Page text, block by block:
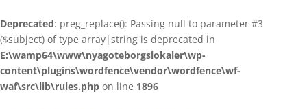
content
Deprecated: preg_replace(): Passing null to parameter #3
($subject) of type array|string is deprecated in
E:\wamp64\www\nyagoteborgslokaler\wp-
content\plugins\wordfence\vendor\wordfence\wf-
waf\src\lib\rules.php on line 1896